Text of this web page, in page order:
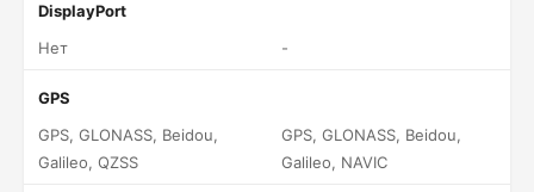
DisplayPort
Нет
-
GPS
GPS, GLONASS, Beidou,
Galileo, QZSS
GPS, GLONASS, Beidou,
Galileo, NAVIC